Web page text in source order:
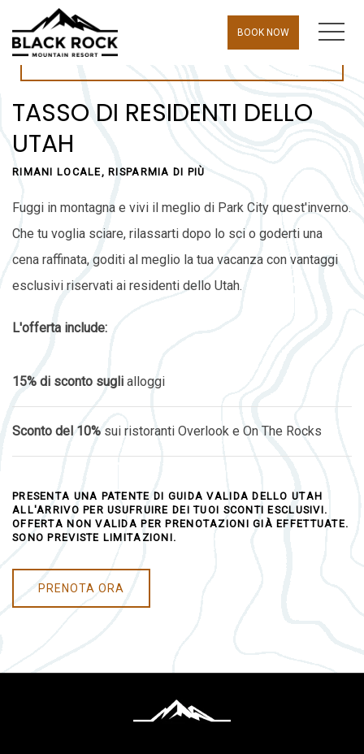
BOOK NOW MENU
TASSO DI RESIDENTI DELLO
UTAH
RIMANI LOCALE, RISPARMIA DI PIÙ
Fuggi in montagna e vivi il meglio di Park City quest'inverno.
Che tu voglia sciare, rilassarti dopo lo sci o goderti una
cena raffinata, goditi al meglio la tua vacanza con vantaggi
esclusivi riservati ai residenti dello Utah.
L'offerta include:
15% di sconto sugli alloggi
Sconto del 10% sui ristoranti Overlook e On The Rocks
PRESENTA UNA PATENTE DI GUIDA VALIDA DELLO UTAH
ALL'ARRIVO PER USUFRUIRE DEI TUOI SCONTI ESCLUSIVI.
OFFERTA NON VALIDA PER PRENOTAZIONI GIÀ EFFETTUATE.
SONO PREVISTE LIMITAZIONI.
PRENOTA ORA